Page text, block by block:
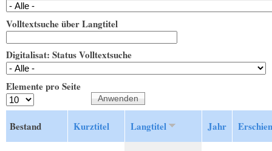
Volltextsuche über Langtitel
Digitalisat: Status Volltextsuche
Elemente pro Seite
Bestand Kurztitel Langtitel Jahr